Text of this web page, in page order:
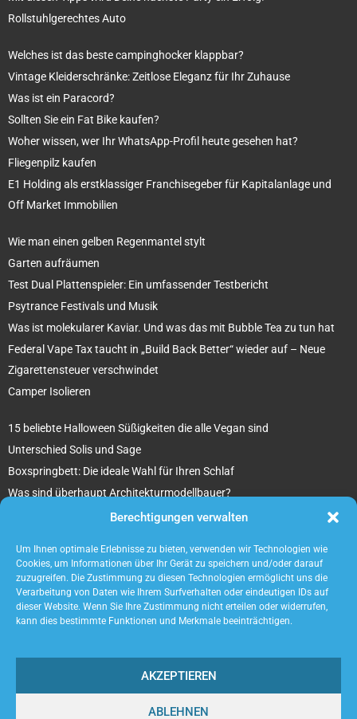
Berechtigungen verwalten
Um Ihnen optimale Erlebnisse zu bieten, verwenden wir Technologien wie
Cookies, um Informationen über Ihr Gerät zu speichern und/oder darauf
zuzugreifen. Die Zustimmung zu diesen Technologien ermöglicht uns die
Verarbeitung von Daten wie Ihrem Surfverhalten oder eindeutigen IDs auf
dieser Website. Wenn Sie Ihre Zustimmung nicht erteilen oder widerrufen,
kann dies bestimmte Funktionen und Merkmale beeinträchtigen.
AKZEPTIEREN
ABLEHNEN
Rollstuhlgerechtes Auto
Welches ist das beste campinghocker klappbar?
Vintage Kleiderschränke: Zeitlose Eleganz für Ihr Zuhause
Was ist ein Paracord?
Sollten Sie ein Fat Bike kaufen?
Woher wissen, wer Ihr WhatsApp-Profil heute gesehen hat?
Fliegenpilz kaufen
E1 Holding als erstklassiger Franchisegeber für Kapitalanlage und
Off Market Immobilien
Wie man einen gelben Regenmantel stylt
Garten aufräumen
Test Dual Plattenspieler: Ein umfassender Testbericht
Psytrance Festivals und Musik
Was ist molekularer Kaviar. Und was das mit Bubble Tea zu tun hat
Federal Vape Tax taucht in „Build Back Better“ wieder auf – Neue
Zigarettensteuer verschwindet
Camper Isolieren
15 beliebte Halloween Süßigkeiten die alle Vegan sind
Unterschied Solis und Sage
Boxspringbett: Die ideale Wahl für Ihren Schlaf
Was sind überhaupt Architekturmodellbauer?
Tipps für Ihr beton ciré Badezimmer